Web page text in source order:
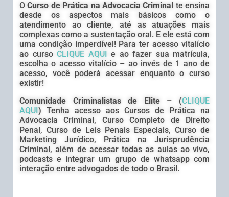
OCurso de Prática na Advocacia Criminal te ensina
desde os aspectos mais básicos como o
atendimento ao cliente, até as atuações mais
complexas como a sustentação oral. E ele está com
uma condição imperdível! Para ter acesso vitalício
ao curso CLIQUE AQUI
e ao fazer sua matrícula,
escolha o acesso vitalício – ao invés de 1 ano de
acesso, você poderá acessar enquanto o curso
existir!
Comunidade Criminalistas de Elite – (CLIQUE
AQUI ) Tenha acesso aos Cursos de Prática na
Advocacia Criminal, Curso Completo de Direito
Penal, Curso de Leis Penais Especiais, Curso de
Marketing Jurídico, Prática na Jurisprudência
Criminal, além de acessar todas as aulas ao vivo,
podcasts e integrar um grupo de whatsapp com
interação entre advogados de todo o Brasil.